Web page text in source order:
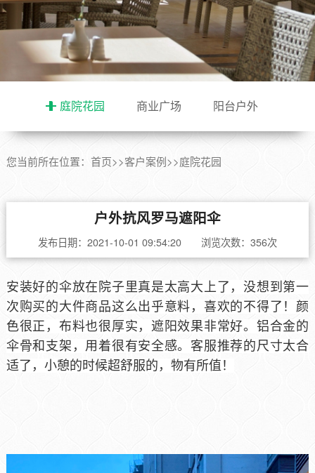
庭院花园 商业广场 阳台户外
您当前所在位置： 首页>>客户案例>>庭院花园
户外抗风罗马遮阳伞
发布日期：2021-10-01 09:54:20 浏览次数：356次
安装好的伞放在院子里真是太高大上了，没想到第一
次购买的大件商品这么出乎意料，喜欢的不得了！颜
色很正，布料也很厚实，遮阳效果非常好。铝合金的
伞骨和支架，用着很有安全感。客服推荐的尺寸太合
适了，小憩的时候超舒服的，物有所值！